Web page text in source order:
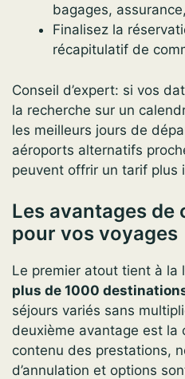
bagages,
Finalisez la
récapitulatif de
Conseil d’expert: si vos
la recherche sur un
les meilleurs jours de
aéroports alternatifs
peuvent offrir un tarif plus
Les avantages
pour vos voyages
Le premier atout tient à la
plus de 1000
séjours variés sans
deuxième avantage est la
contenu des prestations,
d’annulation et options